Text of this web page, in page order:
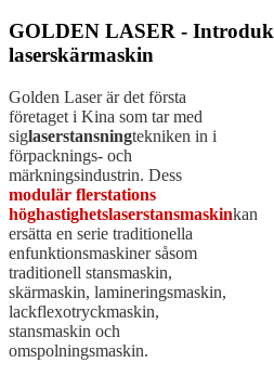
GOLDEN LASER -
laserskärmaskin
Golden Laser är det första
företaget i Kina som tar med
siglaserstansningtekniken in i
förpacknings- och
märkningsindustrin. Dess
modulär flerstations
höghastighetslaserstansmaskinkan
ersätta en serie traditionella
enfunktionsmaskiner såsom
traditionell stansmaskin,
skärmaskin, lamineringsmaskin,
lackflexotryckmaskin,
stansmaskin och
omspolningsmaskin.